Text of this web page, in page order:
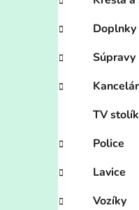
l
Doplnky
TV
Police
Lavice
Vozíky